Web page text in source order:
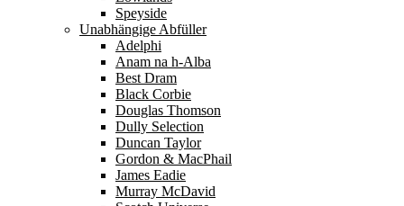
Speyside
Unabhängige Abfüller
Adelphi
Anam na h-Alba
Best Dram
Black Corbie
Douglas Thomson
Dully Selection
Duncan Taylor
Gordon & MacPhail
James Eadie
Murray McDavid